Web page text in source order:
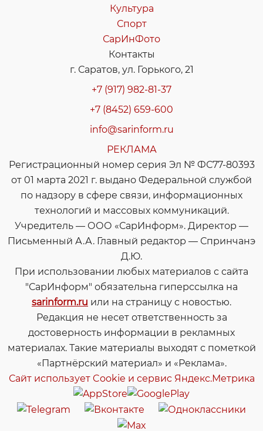
Культура
Спорт
СарИнФото
Контакты
г. Саратов, ул. Горького, 21
+7 (917) 982-81-37
+7 (8452) 659-600
info@sarinform.ru
РЕКЛАМА
Регистрационный номер серия Эл № ФС77-80393
от 01 марта 2021 г. выдано Федеральной службой
по надзору в сфере связи, информационных
технологий и массовых коммуникаций.
Учредитель — ООО «СарИнформ». Директор —
Письменный А.А. Главный редактор — Спринчанэ
Д.Ю.
При использовании любых материалов с сайта
"СарИнформ" обязательна гиперссылка на
sarinform.ru или на страницу с новостью.
Редакция не несет ответственность за
достоверность информации в рекламных
материалах. Такие материалы выходят с пометкой
«Партнёрский материал» и «Реклама».
Сайт использует Cookie и сервиc Яндекс.Метрика